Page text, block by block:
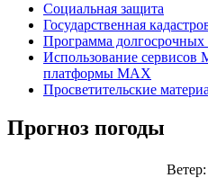
Социальная защита
Государственная
Программа долгосрочных
Использование
платформы MAX
Просветительские
Прогноз погоды